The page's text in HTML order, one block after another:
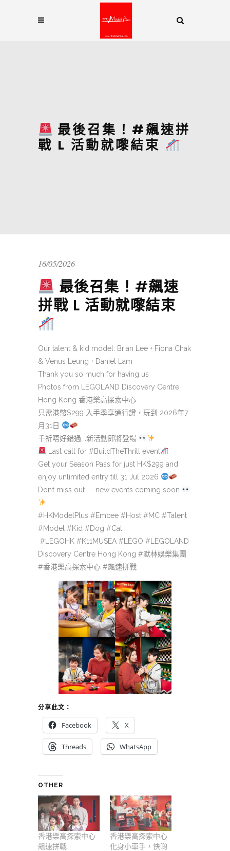
最後召集！#飆速拼
戰 L 活動就嚟結束
16/05/2026
最後召集！#飆速
拼戰 L 活動就嚟結束
Our talent & kid model: Brian Lee + Fiona Chak
& Venus Leung + Daniel Lam
Thank you so much for having us
Photos from LEGOLAND Discovery Centre
Hong Kong 香港樂高探索中心
只需港幣$299 入手季享通行證，玩到 2026年7
月31日
千祈唔好錯過….新活動即將登場
Last call for #BuildTheThrill event
Get your Season Pass for just HK$299 and
enjoy unlimited entry till 31 Jul 2026
Don’t miss out — new events coming soon
#HKModelPlus #Emcee #Host #MC #Talent
#Model #Kid #Dog #Cat
#LEGOHK #K11MUSEA #LEGO #LEGOLAND
Discovery Centre Hong Kong #默林娛樂集團
#香港樂高探索中心 #飆速拼戰
分享此文：
Facebook X
Threads WhatsApp
OTHER
香港樂高探索中心
飆速拼戰
香港樂高探索中心
化身小車手，快啲